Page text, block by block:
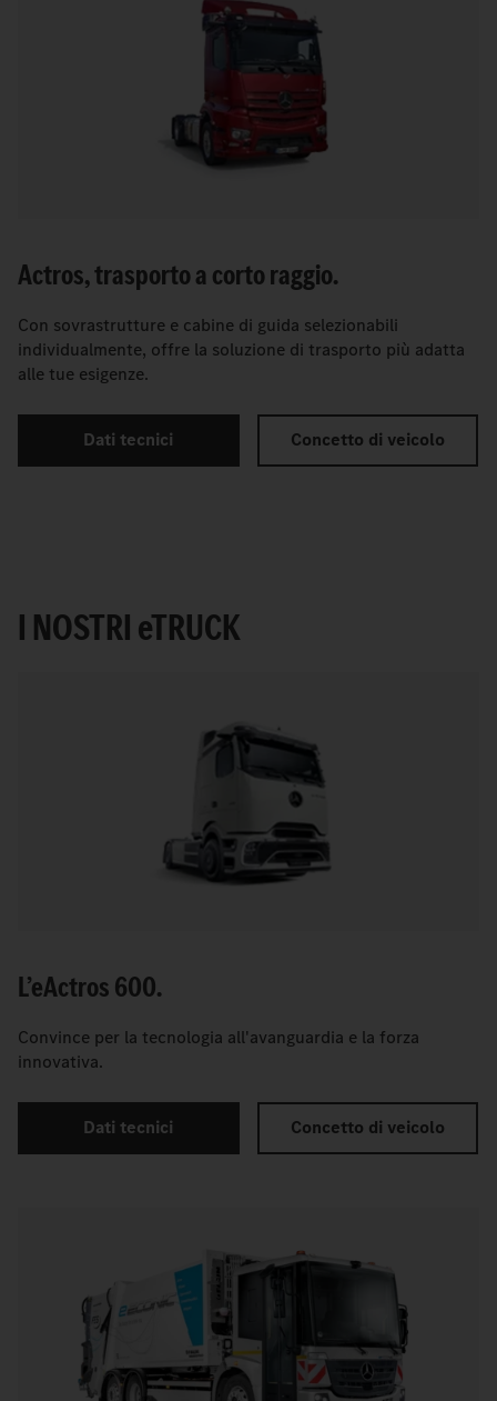
Actros, trasporto a corto raggio.
Con sovrastrutture e cabine di guida selezionabili
individualmente, offre la soluzione di trasporto più adatta
alle tue esigenze.
Dati tecnici Concetto di veicolo
I NOSTRIeTRUCK
L’eActros 600.
Convince per la tecnologia all'avanguardia e la forza
innovativa.
Dati tecnici Concetto di veicolo